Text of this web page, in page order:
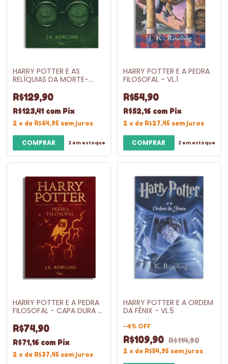
HARRY POTTER E AS
RELÍQUIAS DA MORTE-
R$129,90
R$123,41 com Pix
2 x de R$64,95 sem juros
2em estoque
HARRY POTTER E A PEDRA
FILOSOFAL - VL.1
R$54,90
R$52,16 com Pix
2 x de R$27,45 sem juros
2 em estoque
HARRY POTTER E A PEDRA
FILOSOFAL - CAPA DURA -
R$74,90
R$71,16 com Pix
2 x de R$37,45 sem juros
HARRY POTTER E A ORDEM
DA FÊNIX - VL.5
-4% OFF
R$109,90 R$114,90
2 x de R$54,95 sem juros